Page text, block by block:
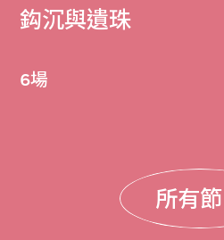
鈎沉與遺珠
6場
所有節